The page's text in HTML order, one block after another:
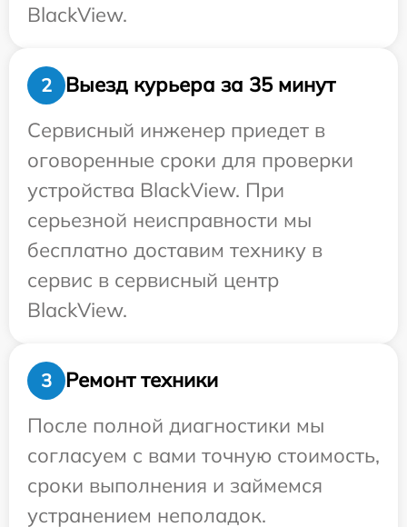
BlackView.
2
Выезд курьера за 35 минут
Сервисный инженер приедет в
оговоренные сроки для проверки
устройства BlackView. При
серьезной неисправности мы
бесплатно доставим технику в
сервис в сервисный центр
BlackView.
3
Ремонт техники
После полной диагностики мы
согласуем с вами точную стоимость,
сроки выполнения и займемся
устранением неполадок.